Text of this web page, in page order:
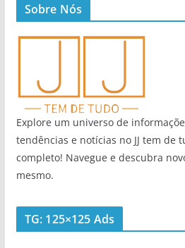
Sobre Nós
Explore um universo de
tendências e notícias no JJ tem de
completo! Navegue e descubra
mesmo.
TG: 125×125 Ads